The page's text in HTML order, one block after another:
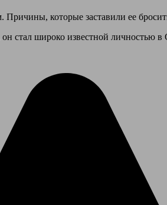
Причины, которые заставили ее
стал широко известной личностью